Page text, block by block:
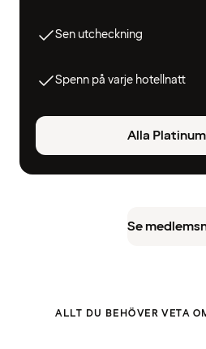
Sen utcheckning
Spenn på varje hotellnatt
Alla
Se
ALLT DU BEHÖVER VETA